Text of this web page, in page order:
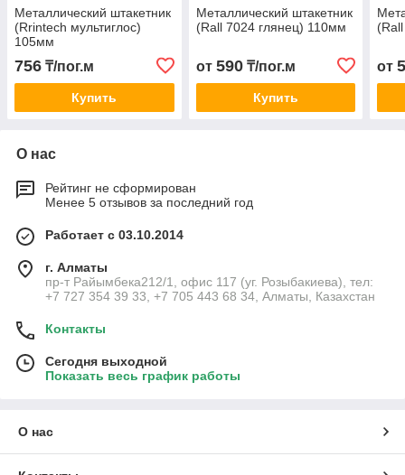
Металлический штакетник
(Rrintech мультиглос)
105мм
756 ₸/пог.м
Купить
Металлический штакетник
(Rall 7024 глянец) 110мм
от 590₸/пог.м
Купить
от
О нас
Рейтинг не сформирован
Менее 5 отзывов за последний год
Работает с 03.10.2014
г. Алматы
пр-т Райымбека212/1, офис 117 (уг. Розыбакиева), тел:
+7 727 354 39 33, +7 705 443 68 34, Алматы, Казахстан
Контакты
Сегодня выходной
Показать весь график работы
О нас